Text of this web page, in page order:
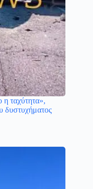
η ταχύτητα»,
δυστυχήματος